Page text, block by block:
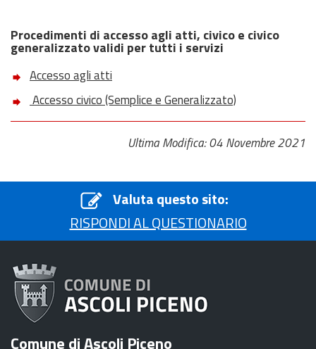
Procedimenti di accesso agli atti, civico e civico
generalizzato validi per tutti i servizi
Accesso agli atti
Accesso civico (Semplice e Generalizzato)
Ultima Modifica: 04 Novembre 2021
Valuta questo sito:
RISPONDI AL QUESTIONARIO
Comune di Ascoli Piceno